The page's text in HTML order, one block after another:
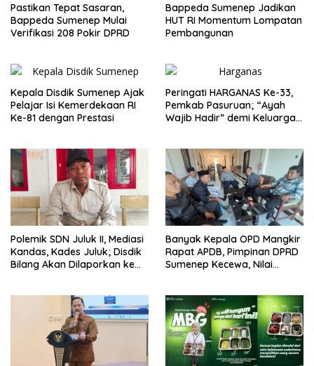
Pastikan Tepat Sasaran,
Bappeda Sumenep Mulai
Verifikasi 208 Pokir DPRD
Bappeda Sumenep Jadikan
HUT RI Momentum Lompatan
Pembangunan
Kepala Disdik Sumenep Ajak
Pelajar Isi Kemerdekaan RI
Ke-81 dengan Prestasi
Peringati HARGANAS Ke-33,
Pemkab Pasuruan; “Ayah
Wajib Hadir” demi Keluarga
Polemik SDN Juluk II, Mediasi
Kandas, Kades Juluk; Disdik
Bilang Akan Dilaporkan ke
Banyak Kepala OPD Mangkir
Rapat APDB, Pimpinan DPRD
Sumenep Kecewa, Nilai